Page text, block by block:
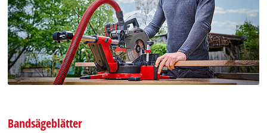
Bandsägeblätter